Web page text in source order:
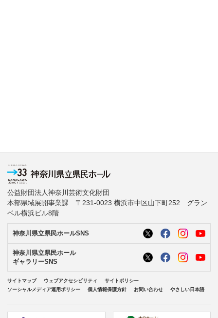
公益財団法人神奈川芸術文化財団
本部県域展開事業課 〒231-0023 横浜市中区山下町252 グラン
ベル横浜ビル8階
神奈川県立県民ホールSNS
神奈川県立県民ホール
ギャラリーSNS
サイトマップ ウェブアクセシビリティ
サイトポリシー
ソーシャルメディア運用ポリシー
個人情報保護方針 お問い合わせ やさしい日本語